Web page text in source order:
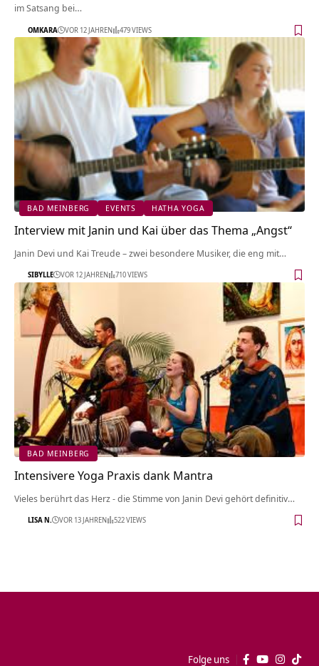
im Satsang bei…
OMKARA VOR 12 JAHREN 479 VIEWS
BAD MEINBERG EVENTS HATHA YOGA
Interview mit Janin und Kai über das Thema „Angst“
Janin Devi und Kai Treude – zwei besondere Musiker, die eng mit…
SIBYLLE VOR 12 JAHREN 710 VIEWS
BAD MEINBERG
Intensivere Yoga Praxis dank Mantra
Vieles berührt das Herz - die Stimme von Janin Devi gehört definitiv…
LISA N. VOR 13 JAHREN 522 VIEWS
Folge uns